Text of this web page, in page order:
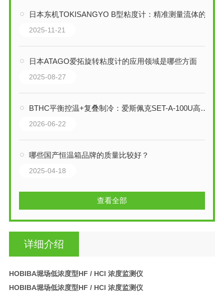
日本东机TOKISANGYO B型粘度计：精准测量流体的每一分粘滞
2025-11-21
日本ATAGO爱拓旋转粘度计的应用领域是哪些方面
2025-08-27
BTHC平衡控温+复叠制冷：爱斯佩克SET-A-100U高低温试验箱全维技术剖析
2026-06-22
哪些国产恒温箱品牌的质量比较好？
2025-04-18
查看全部
详细介绍
HOBIBA堀场低浓度型HF / HCl 浓度监测仪
HOBIBA堀场低浓度型HF / HCl 浓度监测仪